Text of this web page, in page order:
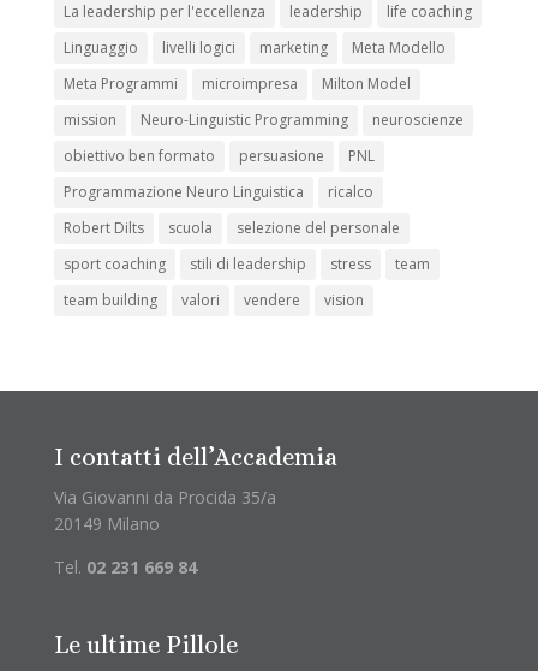
La leadership per l'eccellenza
leadership
life coaching
Linguaggio
livelli logici marketing
Meta Modello
Meta Programmi
microimpresa
Milton Model
mission
Neuro-Linguistic Programming
neuroscienze
obiettivo ben formato
persuasione
PNL
Programmazione Neuro Linguistica
ricalco
Robert Dilts
scuola
selezione del personale
sport coaching
stili di leadership stress
team
team building
valori vendere vision
I contatti dell’Accademia
Via Giovanni da Procida 35/a
20149 Milano
Tel. 02 231 669 84
Le ultime Pillole